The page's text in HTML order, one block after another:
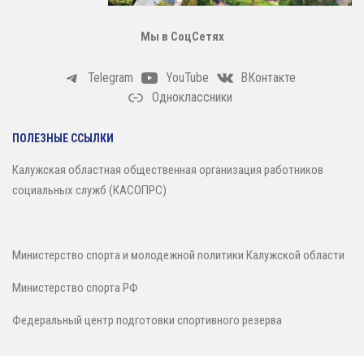
Мы в СоцСетях
Telegram YouTube
ВКонтакте
Одноклассники
ПОЛЕЗНЫЕ ССЫЛКИ
Калужская областная общественная организация работников
социальных служб (КАСОПРС)
Министерство спорта и молодежной политики Калужской области
Министерство спорта РФ
Федеральный центр подготовки спортивного резерва